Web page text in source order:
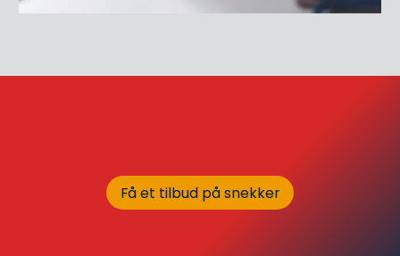
Få et tilbud på snekker